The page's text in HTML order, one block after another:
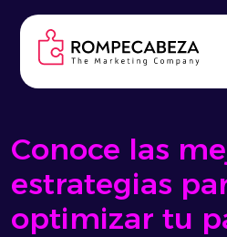
content
Conoce las
estrategias
optimizar tu